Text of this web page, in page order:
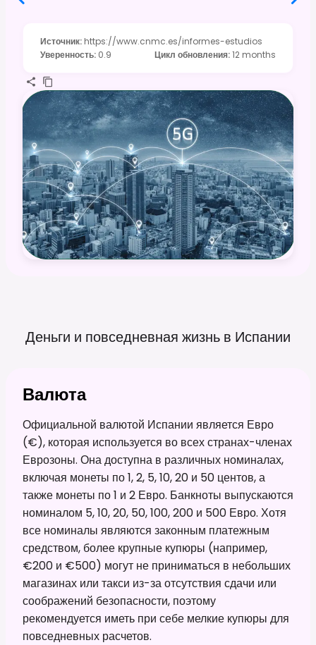
Источник: https://www.cnmc.es/informes-estudios
Уверенность: 0.9 Цикл обновления:12 months
Деньги и повседневная жизнь в Испании
Валюта
Официальной валютой Испании является Евро
(€), которая используется во всех странах-членах
Еврозоны. Она доступна в различных номиналах,
включая монеты по 1, 2, 5, 10, 20 и 50 центов, а
также монеты по 1 и 2 Евро. Банкноты выпускаются
номиналом 5, 10, 20, 50, 100, 200 и 500 Евро. Хотя
все номиналы являются законным платежным
средством, более крупные купюры (например,
€200 и €500) могут не приниматься в небольших
магазинах или такси из-за отсутствия сдачи или
соображений безопасности, поэтому
рекомендуется иметь при себе мелкие купюры для
повседневных расчетов.